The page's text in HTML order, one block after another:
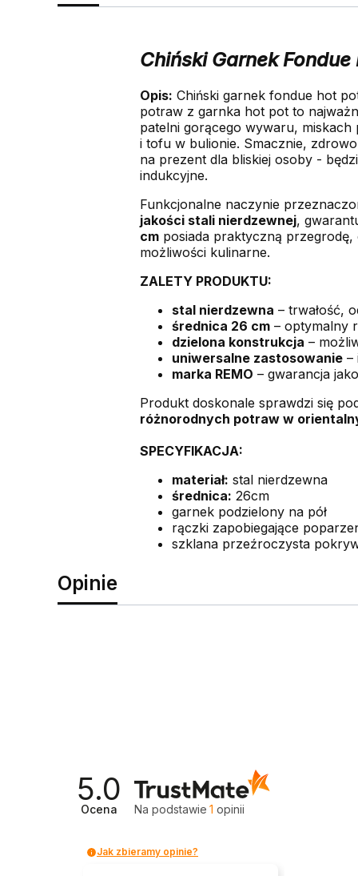
Chiński Garnek
Opis: Chiński garnek fondue hot
potraw z garnka hot pot to
patelni gorącego wywaru, miskach
i tofu w bulionie. Smacznie,
na prezent dla bliskiej osoby -
indukcyjne.
Funkcjonalne naczynie
jakości stali nierdzewnej,
cmposiada praktyczną przegrodę,
możliwości kulinarne.
ZALETY PRODUKTU:
stal nierdzewna – trwałość,
średnica 26 cm– optymalny
dzielona konstrukcja –
uniwersalne zastosowanie–
marka REMO – gwarancja
Produkt doskonale sprawdzi się
różnorodnych potraw w
SPECYFIKACJA:
materiał: stal nierdzewna
średnica: 26cm
garnek podzielony na pół
rączki zapobiegające
szklana przeźroczysta
Opinie
5.0
Ocena Na podstawie 1 opinii
Jak zbieramy opinie?